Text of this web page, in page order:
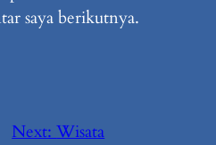
saya berikutnya.
Next:Wisata